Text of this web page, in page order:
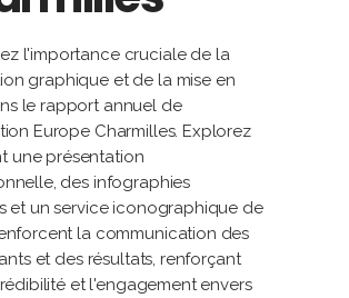
l'importance cruciale de la
graphique et de la mise en
le rapport annuel de
Europe Charmilles. Explorez
une présentation
des infographies
et un service iconographique de
la communication des
et des résultats, renforçant
et l'engagement envers